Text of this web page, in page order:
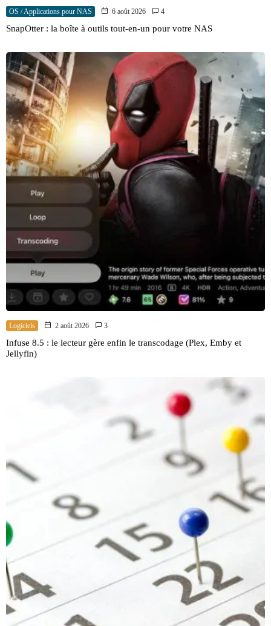
OS / Applications pour NAS 6 août 2026 4
SnapOtter : la boîte à outils tout-en-un pour votre NAS
Logiciels 2 août 2026 3
Infuse 8.5 : le lecteur gère enfin le transcodage (Plex, Emby et
Jellyfin)